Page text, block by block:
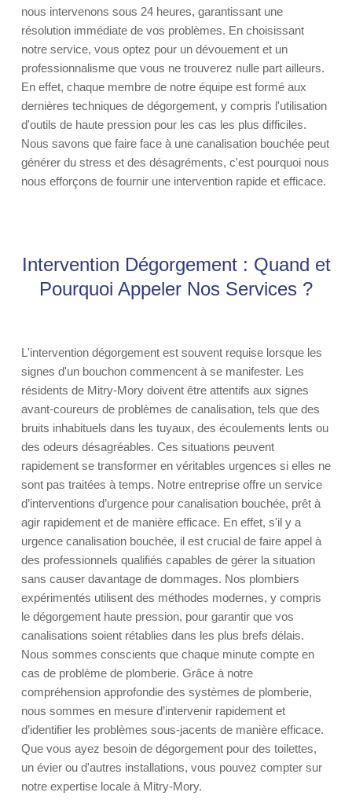
nous intervenons sous 24 heures, garantissant une
résolution immédiate de vos problèmes. En choisissant
notre service, vous optez pour un dévouement et un
professionnalisme que vous ne trouverez nulle part ailleurs.
En effet, chaque membre de notre équipe est formé aux
dernières techniques de dégorgement, y compris l'utilisation
d'outils de haute pression pour les cas les plus difficiles.
Nous savons que faire face à une canalisation bouchée peut
générer du stress et des désagréments, c'est pourquoi nous
nous efforçons de fournir une intervention rapide et efficace.
Intervention Dégorgement : Quand et
Pourquoi Appeler Nos Services ?
L'intervention dégorgement est souvent requise lorsque les
signes d'un bouchon commencent à se manifester. Les
résidents de Mitry-Mory doivent être attentifs aux signes
avant-coureurs de problèmes de canalisation, tels que des
bruits inhabituels dans les tuyaux, des écoulements lents ou
des odeurs désagréables. Ces situations peuvent
rapidement se transformer en véritables urgences si elles ne
sont pas traitées à temps. Notre entreprise offre un service
d’interventions d’urgence pour canalisation bouchée, prêt à
agir rapidement et de manière efficace. En effet, s'il y a
urgence canalisation bouchée, il est crucial de faire appel à
des professionnels qualifiés capables de gérer la situation
sans causer davantage de dommages. Nos plombiers
expérimentés utilisent des méthodes modernes, y compris
le dégorgement haute pression, pour garantir que vos
canalisations soient rétablies dans les plus brefs délais.
Nous sommes conscients que chaque minute compte en
cas de problème de plomberie. Grâce à notre
compréhension approfondie des systèmes de plomberie,
nous sommes en mesure d’intervenir rapidement et
d’identifier les problèmes sous-jacents de manière efficace.
Que vous ayez besoin de dégorgement pour des toilettes,
un évier ou d'autres installations, vous pouvez compter sur
notre expertise locale à Mitry-Mory.